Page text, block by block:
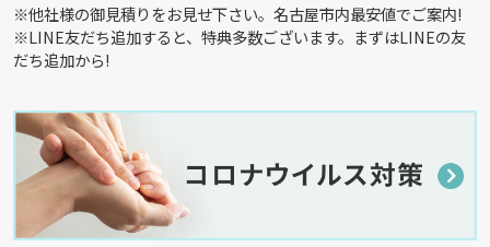
※他社様の御見積りをお見せ下さい。名古屋市内最安値でご案内!
※LINE友だち追加すると、特典多数ございます。まずはLINEの友
だち追加から!